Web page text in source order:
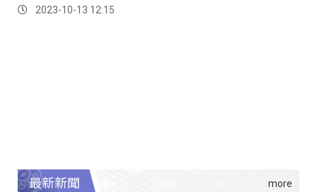
2023-10-13 12:15
最新新聞